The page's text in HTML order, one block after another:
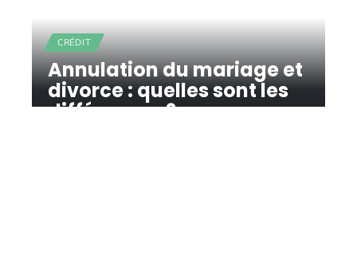
CRÉDIT
Annulation du mariage et
divorce : quelles sont les
différences ?